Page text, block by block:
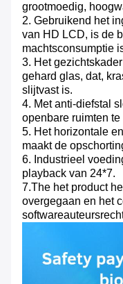
grootmoedig,
2. Gebruikend het
van HD LCD, is de
machtsconsumptie
3. Het
gehard glas, dat,
slijtvast is.
4. Met anti-diefstal
openbare ruimten
5. Het horizontale
maakt de
6. Industrieel
playback van 24*7.
7.The het product
overgegaan en het